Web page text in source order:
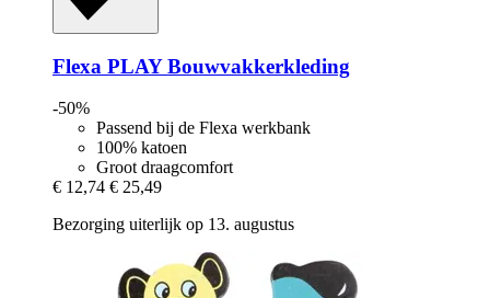
Flexa PLAY Bouwvakkerkleding
-50%
Passend bij de Flexa werkbank
100% katoen
Groot draagcomfort
€ 12,74 € 25,49
Bezorging uiterlijk op 13. augustus